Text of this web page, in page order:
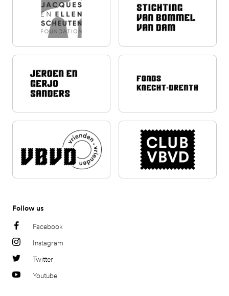
Follow us
Facebook
Instagram
Twitter
Youtube